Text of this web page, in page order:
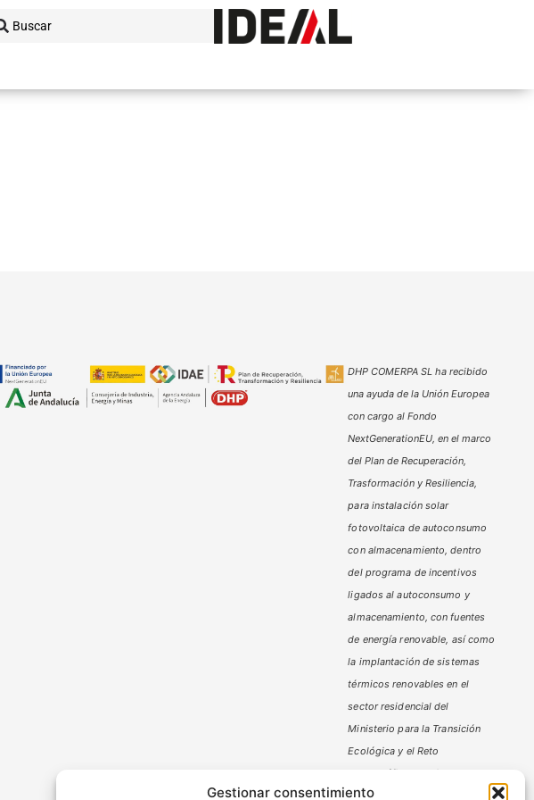
Gestionar consentimiento
DHP COMERPA SL ha recibido
una ayuda de la Unión Europea
con cargo al Fondo
NextGenerationEU, en el marco
del Plan de Recuperación,
Trasformación y Resiliencia,
para instalación solar
fotovoltaica de autoconsumo
con almacenamiento, dentro
del programa de incentivos
ligados al autoconsumo y
almacenamiento, con fuentes
de energía renovable, así como
la implantación de sistemas
térmicos renovables en el
sector residencial del
Ministerio para la Transición
Ecológica y el Reto
Demográfico,
gestionado por
la Junta de Andalucía, a través